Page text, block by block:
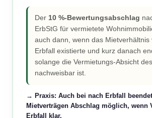
Der 10 %-Bewertungsabschlag
ErbStG für vermietete
auch dann, wenn das Mietverhältnis
Erbfall existierte und kurz danach
solange die Vermietungs-Absicht
nachweisbar ist.
→ Praxis: Auch bei nach Erbfall
Mietverträgen Abschlag möglich, wenn
Erbfall klar.